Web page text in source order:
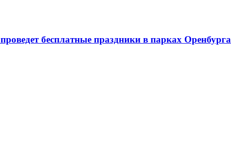
бесплатные праздники в парках Оренбурга